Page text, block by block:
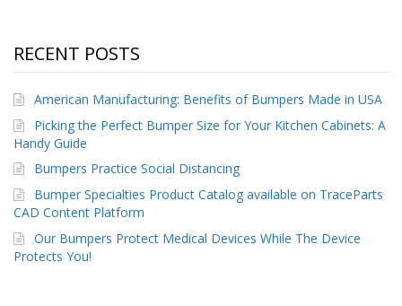
r
v
c
o
s
P
r
e
g
u
n
RECENT POSTS
American Manufacturing: Benefits of Bumpers Made in USA
Picking the Perfect Bumper Size for Your Kitchen Cabinets: A
Handy Guide
Bumpers Practice Social Distancing
Bumper Specialties Product Catalog available on TraceParts
CAD Content Platform
Our Bumpers Protect Medical Devices While The Device
Protects You!